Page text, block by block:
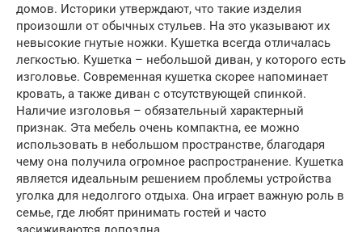
домов. Историки утверждают, что такие изделия
произошли от обычных стульев. На это указывают их
невысокие гнутые ножки. Кушетка всегда отличалась
легкостью. Кушетка – небольшой диван, у которого есть
изголовье. Современная кушетка скорее напоминает
кровать, а также диван с отсутствующей спинкой.
Наличие изголовья – обязательный характерный
признак. Эта мебель очень компактна, ее можно
использовать в небольшом пространстве, благодаря
чему она получила огромное распространение. Кушетка
является идеальным решением проблемы устройства
уголка для недолгого отдыха. Она играет важную роль в
семье, где любят принимать гостей и часто